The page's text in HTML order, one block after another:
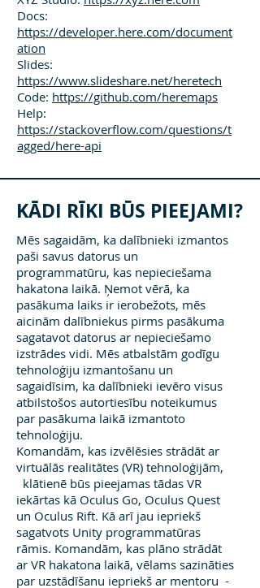
Docs:
https://developer.here.com/document
ation
Slides:
https://www.slideshare.net/heretech
Code: https://github.com/heremaps
Help:
https://stackoverflow.com/questions/t
agged/here-api
KĀDI RĪKI BŪS PIEEJAMI?
Mēs sagaidām, ka dalībnieki izmantos
paši savus datorus un
programmatūru, kas nepieciešama
hakatona laikā. Ņemot vērā, ka
pasākuma laiks ir ierobežots, mēs
aicinām dalībniekus pirms pasākuma
sagatavot datorus ar nepieciešamo
izstrādes vidi. Mēs atbalstām godīgu
tehnoloģiju izmantošanu un
sagaidīsim, ka dalībnieki ievēro visus
atbilstošos autortiesību noteikumus
par pasākuma laikā izmantoto
tehnoloģiju.
Komandām, kas izvēlēsies strādāt ar
virtuālās realitātes (VR) tehnoloģijām,
klātienē būs pieejamas tādas VR
iekārtas kā Oculus Go, Oculus Quest
un Oculus Rift. Kā arī jau iepriekš
sagatvots Unity programmatūras
rāmis. Komandām, kas plāno strādāt
ar VR hakatona laikā, vēlams sazināties
par uzstādīšanu iepriekš ar mentoru -